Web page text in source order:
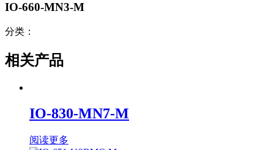
IO-660-MN3-M
分类：
相关产品
IO-830-MN7-M
阅读更多